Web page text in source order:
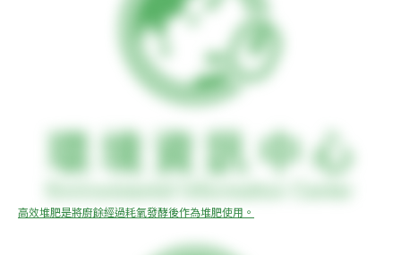
高效堆肥是將廚餘經過耗氧發酵後作為堆肥使用。